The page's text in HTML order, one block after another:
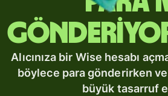
Alıcınıza bir Wise hesabı
böylece para gönderirken
büyük tasarruf